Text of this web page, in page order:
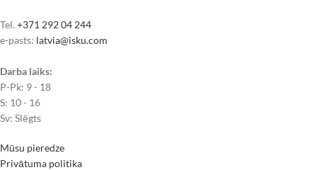
Tel. +371 292 04 244
e-pasts: latvia@isku.com
Darba laiks:
P-Pk: 9 - 18
S: 10 - 16
Sv: Slēgts
Mūsu pieredze
Privātuma politika